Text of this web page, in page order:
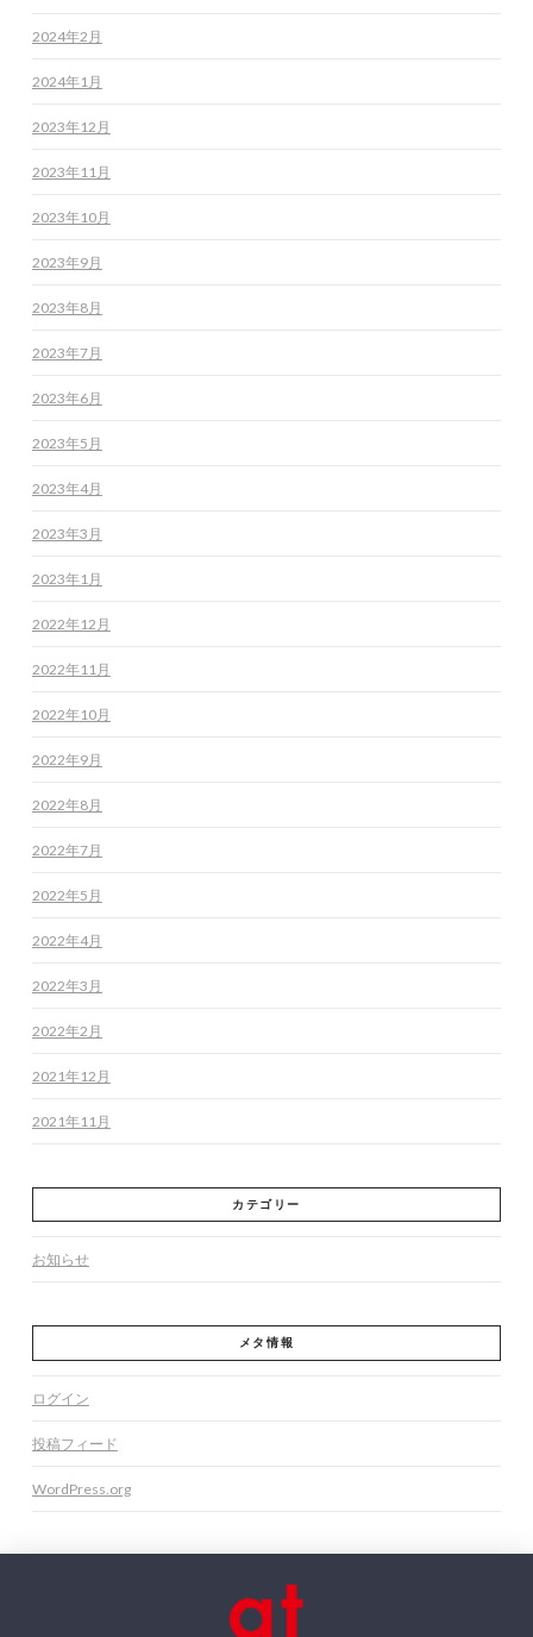
2024年2月
2024年1月
2023年12月
2023年11月
2023年10月
2023年9月
2023年8月
2023年7月
2023年6月
2023年5月
2023年4月
2023年3月
2023年1月
2022年12月
2022年11月
2022年10月
2022年9月
2022年8月
2022年7月
2022年5月
2022年4月
2022年3月
2022年2月
2021年12月
2021年11月
カテゴリー
お知らせ
メタ情報
ログイン
投稿フィード
WordPress.org